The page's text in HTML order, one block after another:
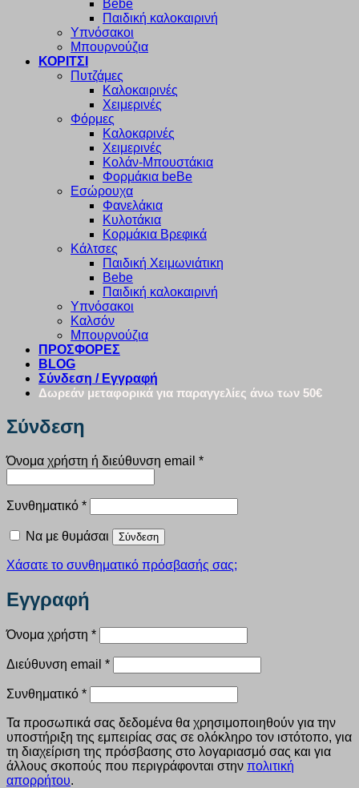
Bebe
Παιδική καλοκαιρινή
Υπνόσακοι
Μπουρνούζια
ΚΟΡΙΤΣΙ
Πυτζάμες
Καλοκαιρινές
Χειμερινές
Φόρμες
Καλοκαρινές
Χειμερινές
Κολάν-Μπουστάκια
Φορμάκια beBe
Εσώρουχα
Φανελάκια
Κυλοτάκια
Κορμάκια Βρεφικά
Κάλτσες
Παιδική Χειμωνιάτικη
Bebe
Παιδική καλοκαιρινή
Υπνόσακοι
Καλσόν
Μπουρνούζια
ΠΡΟΣΦΟΡΕΣ
BLOG
Σύνδεση / Εγγραφή
Δωρεάν μεταφορικά για παραγγελίες άνω των 50€
Σύνδεση
Όνομα χρήστη ή διεύθυνση email *Απαιτείται
Συνθηματικό *Απαιτείται
Να με θυμάσαι Σύνδεση
Χάσατε το συνθηματικό πρόσβασής σας;
Εγγραφή
Όνομα χρήστη *Απαιτείται
Διεύθυνση email *Απαιτείται
Συνθηματικό *Απαιτείται
Τα προσωπικά σας δεδομένα θα χρησιμοποιηθούν για την
υποστήριξη της εμπειρίας σας σε ολόκληρο τον ιστότοπο, για
τη διαχείριση της πρόσβασης στο λογαριασμό σας και για
άλλους σκοπούς που περιγράφονται στην πολιτική
απορρήτου.